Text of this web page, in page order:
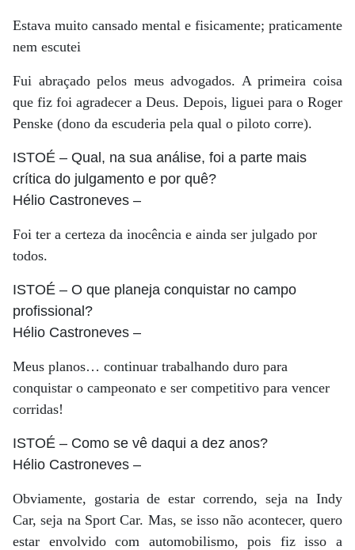
Estava muito cansado mental e fisicamente; praticamente
nem escutei
Fui abraçado pelos meus advogados. A primeira coisa
que fiz foi agradecer a Deus. Depois, liguei para o Roger
Penske (dono da escuderia pela qual o piloto corre).
ISTOÉ – Qual, na sua análise, foi a parte mais
crítica do julgamento e por quê?
Hélio Castroneves –
Foi ter a certeza da inocência e ainda ser julgado por
todos.
ISTOÉ – O que planeja conquistar no campo
profissional?
Hélio Castroneves –
Meus planos… continuar trabalhando duro para
conquistar o campeonato e ser competitivo para vencer
corridas!
ISTOÉ – Como se vê daqui a dez anos?
Hélio Castroneves –
Obviamente, gostaria de estar correndo, seja na Indy
Car, seja na Sport Car. Mas, se isso não acontecer, quero
estar envolvido com automobilismo, pois fiz isso a